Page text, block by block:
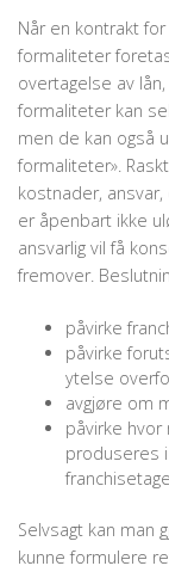
Når en kontrakt
formaliteter
overtagelse av
formaliteter kan
men de kan også
formaliteter».
kostnader,
er åpenbart ikke
ansvarlig vil få
fremover.
påvirke
påvirke
ytelse
avgjøre om
påvirke
produseres
Selvsagt kan man
kunne formulere